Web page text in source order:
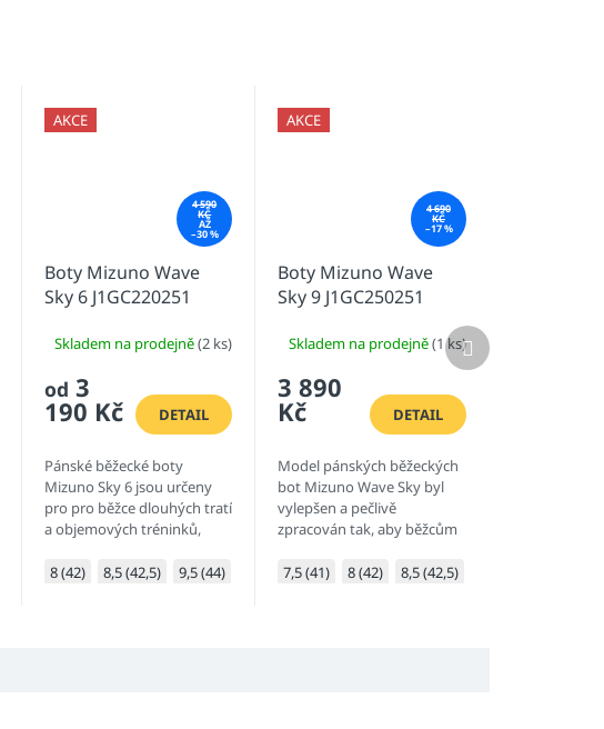
AKCE
4 590
KČ
AŽ
–30 %
Boty Mizuno Wave
Sky 6 J1GC220251
Skladem na prodejně(2 ks)
od 3
190 Kč DETAIL
Pánské běžecké boty
Mizuno Sky 6 jsou určeny
pro pro běžce dlouhých tratí
a objemových tréninků,
nárazů a pocit lehkosti a
8 (42) 8,5 (42,5) 9,5 (44) 10 (44,5)
AKCE
4 690
KČ
–17 %
Boty Mizuno Wave
Sky 9 J1GC250251
Skladem na prodejně(1 ks)
3 890
Kč DETAIL
Model pánských běžeckých
bot Mizuno Wave Sky byl
vylepšen a pečlivě
zpracován tak, aby běžcům
se vznášeli. Horní část
7,5 (41) 8 (42) 8,5 (42,5)
Další
produkt